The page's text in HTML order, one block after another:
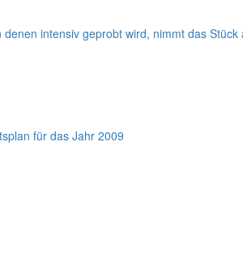
intensiv geprobt wird, nimmt das
für das Jahr 2009